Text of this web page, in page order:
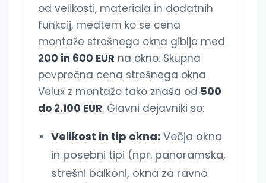
od velikosti, materiala in dodatnih
funkcij, medtem ko se cena
montaže strešnega okna giblje med
200 in 600 EUR na okno. Skupna
povprečna cena strešnega okna
Velux z montažo tako znaša od 500
do 2.100 EUR. Glavni dejavniki so:
Velikost in tip okna: Večja okna
in posebni tipi (npr. panoramska,
strešni balkoni, okna za ravno